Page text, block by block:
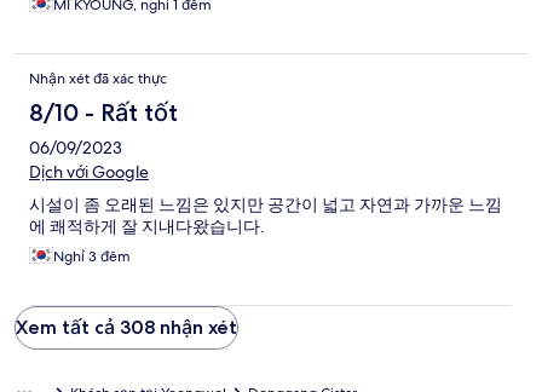
MI KYOUNG, nghỉ 1 đêm
Nhận xét đã xác thực
8/10 - Rất tốt
06/09/2023
Dịch với Google
시설이 좀 오래된 느낌은 있지만 공간이 넓고 자연과 가까운 느낌
에 쾌적하게 잘 지내다왔습니다.
Nghỉ 3 đêm
Xem tất cả 308 nhận xét